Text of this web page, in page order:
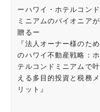
ーハワイ・ホテルコンド
ミニアムのパイオニアが
贈るー
『法人オーナー様のため
のハワイ不動産戦略：ホ
テルコンドミニアムで叶
える多目的投資と税務メ
リット』